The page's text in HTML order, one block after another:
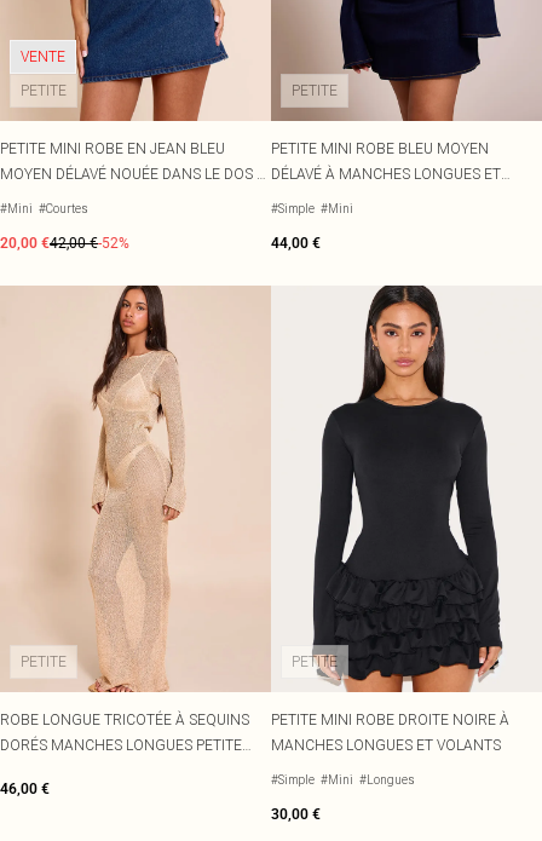
Jean et joli top
Tenues de soirée
Essentiels du quotidien
Fête de jardin
Du jour à la nuit
Invitée de mariage
Tenues pour l'aéroport
Robes vertes
Robes rouges
Robes violettes
Robes bleues
Robes roses
Robes jaunes
Accessoires cheveux
BIJOUX
Bijoux
Bijoux dorés
Bijoux argentés
Boucles d'oreilles
Bagues
VENTE
PETITE
PETITE MINI ROBE EN JEAN BLEU
MOYEN DÉLAVÉ NOUÉE DANS LE DOS À
MANCHES BOUFFANTES
#Mini #Courtes
20,00 €42,00 €-52%
PETITE
PETITE MINI ROBE BLEU MOYEN
DÉLAVÉ À MANCHES LONGUES ET
DÉTAIL NOUÉ ASYMÉTRIQUE
#Simple #Mini
44,00 €
PETITE
ROBE LONGUE TRICOTÉE À SEQUINS
DORÉS MANCHES LONGUES PETITE
46,00 €
PETITE
PETITE MINI ROBE DROITE NOIRE À
MANCHES LONGUES ET VOLANTS
#Simple #Mini #Longues
30,00 €